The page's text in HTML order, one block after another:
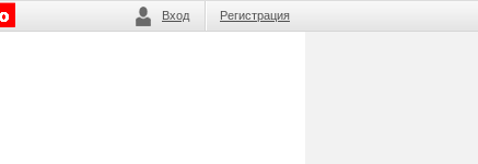
Вход Регистрация